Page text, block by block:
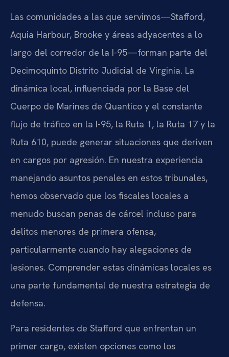
Las comunidades a las que servimos—Stafford,
Aquia Harbour, Brooke y áreas adyacentes a lo
largo del corredor de la I-95—forman parte del
Decimoquinto Distrito Judicial de Virginia. La
dinámica local, influenciada por la Base del
Cuerpo de Marines de Quantico y el constante
flujo de tráfico en la I-95, la Ruta 1, la Ruta 17 y la
Ruta 610, puede generar situaciones que deriven
en cargos por agresión. En nuestra experiencia
manejando asuntos penales en estos tribunales,
hemos observado que los fiscales locales a
menudo buscan penas de cárcel incluso para
delitos menores de primera ofensa,
particularmente cuando hay alegaciones de
lesiones. Comprender estas dinámicas locales es
una parte fundamental de nuestra estrategia de
defensa.
Para residentes de Stafford que enfrentan un
primer cargo, existen opciones como los